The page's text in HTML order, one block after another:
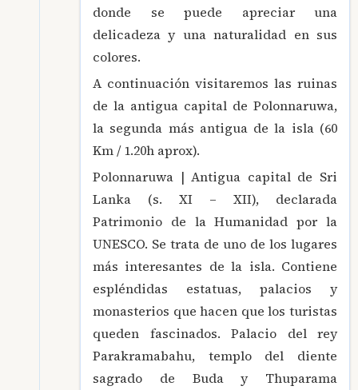
donde se puede apreciar una
delicadeza y una naturalidad en sus
colores.
A continuación visitaremos las ruinas
de la antigua capital de Polonnaruwa,
la segunda más antigua de la isla (60
Km / 1.20h aprox).
Polonnaruwa | Antigua capital de Sri
Lanka (s. XI – XII), declarada
Patrimonio de la Humanidad por la
UNESCO. Se trata de uno de los lugares
más interesantes de la isla. Contiene
espléndidas estatuas, palacios y
monasterios que hacen que los turistas
queden fascinados. Palacio del rey
Parakramabahu, templo del diente
sagrado de Buda y Thuparama